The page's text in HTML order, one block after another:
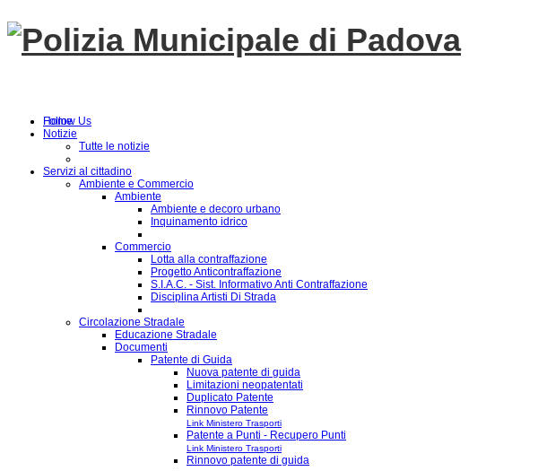
Follow Us
Home
Notizie
Tutte le notizie
Servizi al cittadino
Ambiente e Commercio
Ambiente
Ambiente e decoro urbano
Inquinamento idrico
Commercio
Lotta alla contraffazione
Progetto Anticontraffazione
S.I.A.C. - Sist. Informativo Anti Contraffazione
Disciplina Artisti Di Strada
Circolazione Stradale
Educazione Stradale
Documenti
Patente di Guida
Nuova patente di guida
Limitazioni neopatentati
Duplicato Patente
Rinnovo Patente
Link Ministero Trasporti
Patente a Punti - Recupero Punti
Link Ministero Trasporti
Rinnovo patente di guida